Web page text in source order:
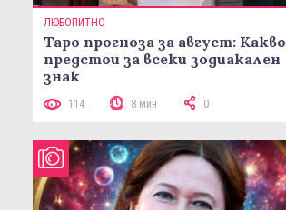
ЛЮБОПИТНО
Таро прогноза за август: Какво
предстои за всеки зодиакален
знак
114 8 мин 0